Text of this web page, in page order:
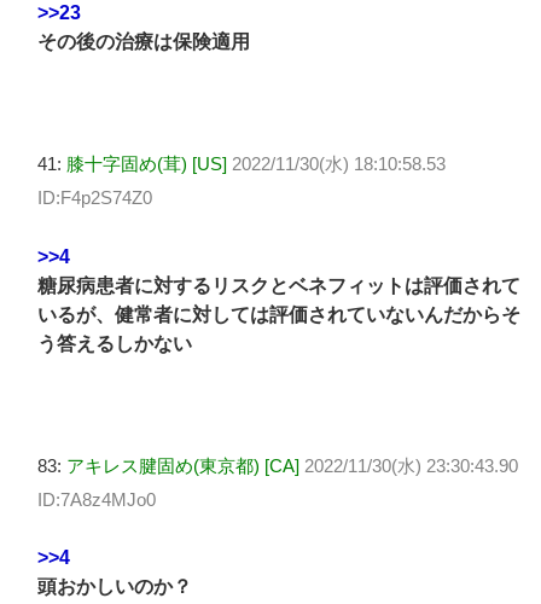
>>23
その後の治療は保険適用
41: 膝十字固め(茸) [US] 2022/11/30(水) 18:10:58.53
ID:F4p2S74Z0
>>4
糖尿病患者に対するリスクとベネフィットは評価されて
いるが、健常者に対しては評価されていないんだからそ
う答えるしかない
83: アキレス腱固め(東京都) [CA] 2022/11/30(水) 23:30:43.90
ID:7A8z4MJo0
>>4
頭おかしいのか？